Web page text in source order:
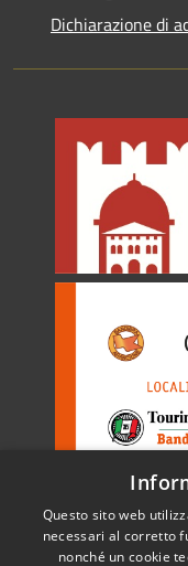
Dichiarazione di
Questo sito web
necessari al corretto
nonché un cookie